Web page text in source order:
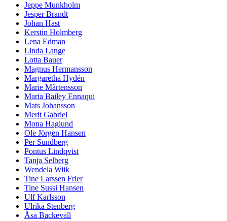
Jeppe Munkholm
Jesper Brandt
Johan Hast
Kerstin Holmberg
Lena Edman
Linda Lange
Lotta Bauer
Magnus Hermansson
Margaretha Hydén
Marie Mårtensson
Maria Bailey Ennaqui
Mats Johansson
Merit Gabriel
Mona Haglund
Ole Jörgen Hansen
Per Sundberg
Pontus Lindqvist
Tanja Selberg
Wendela Wiik
Tine Larssen Frier
Tine Sussi Hansen
Ulf Karlsson
Ulrika Stenberg
Åsa Backevall